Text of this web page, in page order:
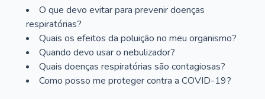
O que devo evitar para prevenir doenças
respiratórias?
Quais os efeitos da poluição no meu organismo?
Quando devo usar o nebulizador?
Quais doenças respiratórias são contagiosas?
Como posso me proteger contra a COVID-19?